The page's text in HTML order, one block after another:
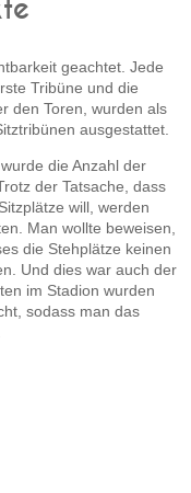
geachtet. Jede
Tribüne und die
den Toren, wurden als
ausgestattet.
die Anzahl der
der Tatsache, dass
will, werden
Man wollte beweisen,
die Stehplätze keinen
Und dies war auch der
im Stadion wurden
sodass man das